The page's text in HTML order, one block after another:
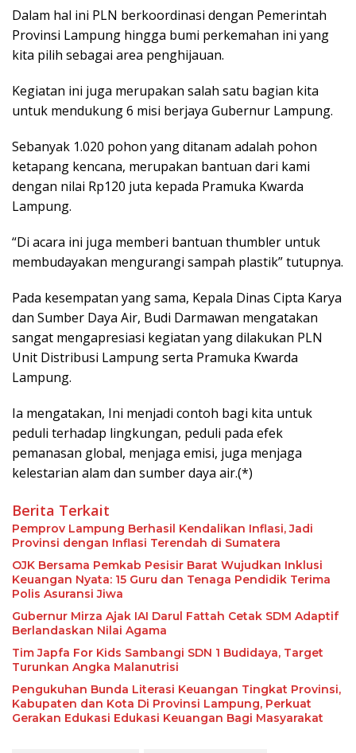
Dalam hal ini PLN berkoordinasi dengan Pemerintah
Provinsi Lampung hingga bumi perkemahan ini yang
kita pilih sebagai area penghijauan.
Kegiatan ini juga merupakan salah satu bagian kita
untuk mendukung 6 misi berjaya Gubernur Lampung.
Sebanyak 1.020 pohon yang ditanam adalah pohon
ketapang kencana, merupakan bantuan dari kami
dengan nilai Rp120 juta kepada Pramuka Kwarda
Lampung.
“Di acara ini juga memberi bantuan thumbler untuk
membudayakan mengurangi sampah plastik” tutupnya.
Pada kesempatan yang sama, Kepala Dinas Cipta Karya
dan Sumber Daya Air, Budi Darmawan mengatakan
sangat mengapresiasi kegiatan yang dilakukan PLN
Unit Distribusi Lampung serta Pramuka Kwarda
Lampung.
Ia mengatakan, Ini menjadi contoh bagi kita untuk
peduli terhadap lingkungan, peduli pada efek
pemanasan global, menjaga emisi, juga menjaga
kelestarian alam dan sumber daya air.(*)
Berita Terkait
Pemprov Lampung Berhasil Kendalikan Inflasi, Jadi
Provinsi dengan Inflasi Terendah di Sumatera
OJK Bersama Pemkab Pesisir Barat Wujudkan Inklusi
Keuangan Nyata: 15 Guru dan Tenaga Pendidik Terima
Polis Asuransi Jiwa
Gubernur Mirza Ajak IAI Darul Fattah Cetak SDM Adaptif
Berlandaskan Nilai Agama
Tim Japfa For Kids Sambangi SDN 1 Budidaya, Target
Turunkan Angka Malanutrisi
Pengukuhan Bunda Literasi Keuangan Tingkat Provinsi,
Kabupaten dan Kota Di Provinsi Lampung, Perkuat
Gerakan Edukasi Edukasi Keuangan Bagi Masyarakat